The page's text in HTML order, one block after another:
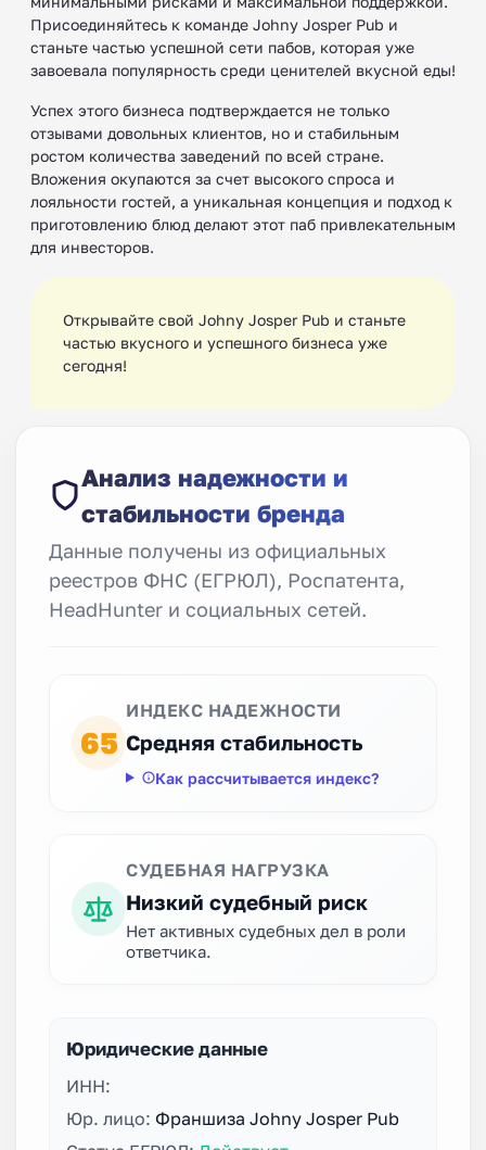
Присоединяйтесь к команде Johny Josper Pub и
станьте частью успешной сети пабов, которая уже
завоевала популярность среди ценителей вкусной еды!
Успех этого бизнеса подтверждается не только
отзывами довольных клиентов, но и стабильным
ростом количества заведений по всей стране.
Вложения окупаются за счет высокого спроса и
лояльности гостей, а уникальная концепция и подход к
приготовлению блюд делают этот паб привлекательным
для инвесторов.
Открывайте свой Johny Josper Pub и станьте
частью вкусного и успешного бизнеса уже
сегодня!
Анализ надежности и
стабильности бренда
Данные получены из официальных
реестров ФНС (ЕГРЮЛ), Роспатента,
HeadHunter и социальных сетей.
65
ИНДЕКС НАДЕЖНОСТИ
Средняя стабильность
Как рассчитывается индекс?
СУДЕБНАЯ НАГРУЗКА
Низкий судебный риск
Нет активных судебных дел в роли
ответчика.
Юридические данные
ИНН:
Юр. лицо: Франшиза Johny Josper Pub